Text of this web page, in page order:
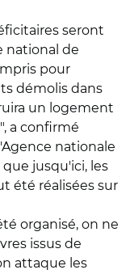
seront
national de
pour
démolis dans
un logement
a confirmé
nationale
jusqu'ici, les
été réalisées sur
organisé, on ne
issus de
attaque les